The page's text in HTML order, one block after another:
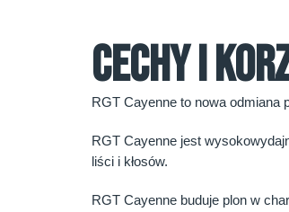
CECHY I
RGT Cayenne to nowa odmiana
RGT Cayenne jest
liści i kłosów.
RGT Cayenne buduje plon w